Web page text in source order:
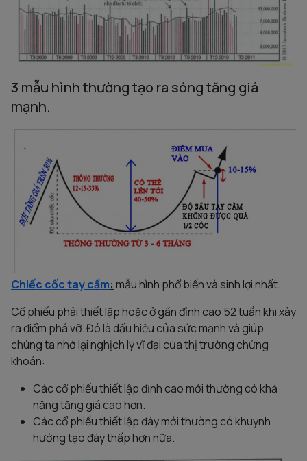
3 mẫu hình thường tạo ra sóng tăng giá
mạnh.
Chiếc cốc tay cầm: mẫu hình phổ biến và sinh lợi nhất.
Cổ phiếu phải thiết lập hoặc ở gần đỉnh cao 52 tuần khi xảy
ra điểm phá vỡ. Đó là dấu hiệu của sức mạnh và giúp
chúng ta nhớ lại nghịch lý vĩ đại của thị trường chứng
khoán:
Các cổ phiếu thiết lập đỉnh cao mới thường có khả
năng tăng giá cao hơn.
Các cổ phiếu thiết lập đáy mới thường có khuynh
hướng tạo đáy thấp hơn nữa.